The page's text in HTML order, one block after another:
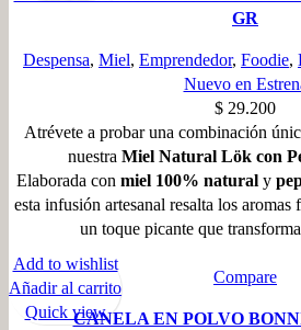
GR
Despensa, Miel, Emprendedor, Foodie,
Nuevo en
$ 29.200
Atrévete a probar una combinación
nuestra Miel Natural Lök con
Elaborada con miel 100% natural y
esta infusión artesanal resalta los
un toque picante que
Compare
CANELA EN POLVO
Add to wishlist
Añadir al carrito
Quick view